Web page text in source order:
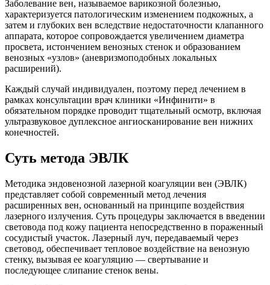
Заболевание вен, называемое варикозной болезнью,
характеризуется патологическим изменением подкожных, а
затем и глубоких вен вследствие недостаточности клапанного
аппарата, которое сопровождается увеличением диаметра
просвета, истончением венозных стенок и образованием
венозных «узлов» (аневризмоподобных локальных
расширений).
Каждый случай индивидуален, поэтому перед лечением в
рамках консультации врач клиники «Инфинити» в
обязательном порядке проводит тщательный осмотр, включая
ультразвуковое дуплексное ангиосканирование вен нижних
конечностей.
Суть метода ЭВЛК
Методика эндовенозной лазерной коагуляции вен (ЭВЛК)
представляет собой современный метод лечения
расширенных вен, основанный на принципе воздействия
лазерного излучения. Суть процедуры заключается в введении
световода под кожу пациента непосредственно в пораженный
сосудистый участок. Лазерный луч, передаваемый через
световод, обеспечивает тепловое воздействие на венозную
стенку, вызывая ее коагуляцию — свертывание и
последующее слипание стенок вены.